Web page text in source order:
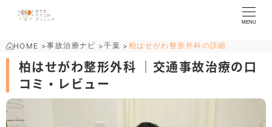
MENU
HOME >事故治療ナビ >千葉 > 柏はせがわ整形外科の詳細
柏はせがわ整形外科 ｜交通事故治療の口
コミ・レビュー